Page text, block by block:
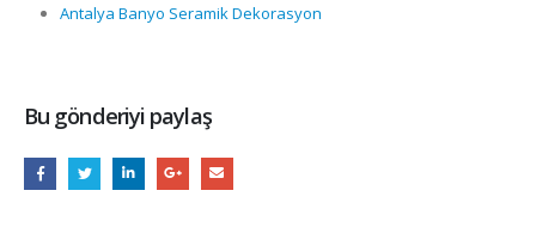
Antalya Banyo Seramik Dekorasyon
Bu gönderiyi paylaş